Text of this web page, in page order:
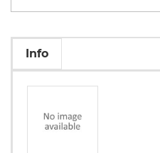
Info